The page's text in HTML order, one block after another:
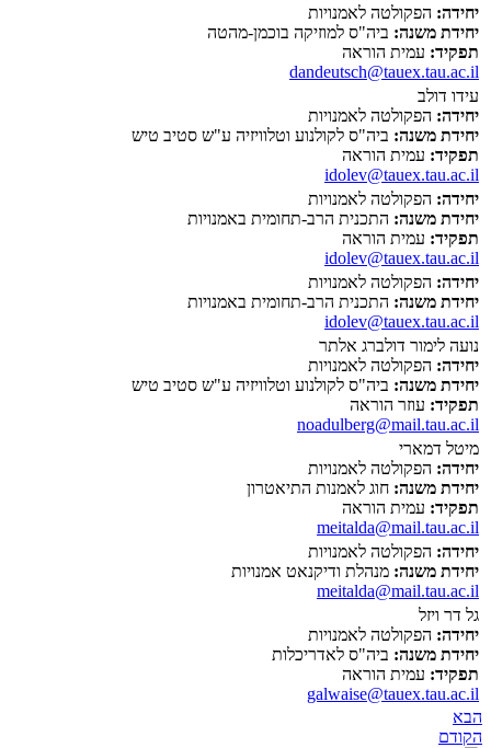
יחידה: הפקולטה לאמנויות
יחידת משנה: ביה"ס למוזיקה בוכמן-מהטה
תפקיד: עמית הוראה
dandeutsch@tauex.tau.ac.il
עידו דולב
יחידה: הפקולטה לאמנויות
יחידת משנה: ביה"ס לקולנוע וטלוויזיה ע"ש סטיב טיש
תפקיד: עמית הוראה
idolev@tauex.tau.ac.il
יחידה: הפקולטה לאמנויות
יחידת משנה: התכנית הרב-תחומית באמנויות
תפקיד: עמית הוראה
idolev@tauex.tau.ac.il
יחידה: הפקולטה לאמנויות
יחידת משנה: התכנית הרב-תחומית באמנויות
idolev@tauex.tau.ac.il
נועה לימור דולברג אלתר
יחידה: הפקולטה לאמנויות
יחידת משנה: ביה"ס לקולנוע וטלוויזיה ע"ש סטיב טיש
תפקיד: עוזר הוראה
noadulberg@mail.tau.ac.il
מיטל דמארי
יחידה: הפקולטה לאמנויות
יחידת משנה: חוג לאמנות התיאטרון
תפקיד: עמית הוראה
meitalda@mail.tau.ac.il
יחידה: הפקולטה לאמנויות
יחידת משנה: מנהלת ודיקנאט אמנויות
meitalda@mail.tau.ac.il
גל דר ויזל
יחידה: הפקולטה לאמנויות
יחידת משנה: ביה"ס לאדריכלות
תפקיד: עמית הוראה
galwaise@tauex.tau.ac.il
הבא
הקודם